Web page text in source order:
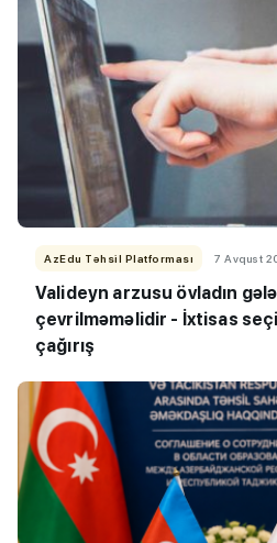
AzEdu Təhsil Platforması 7 Avqust
Valideyn arzusu övladın
çevrilməməlidir - İxtisas
çağırış